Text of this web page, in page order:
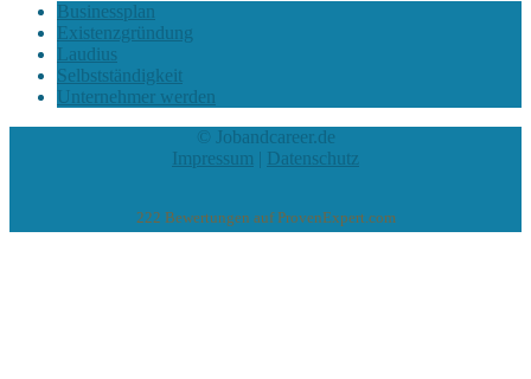
Businessplan
Existenzgründung
Laudius
Selbstständigkeit
Unternehmer werden
© Jobandcareer.de
Impressum | Datenschutz
222 Bewertungen auf ProvenExpert.com